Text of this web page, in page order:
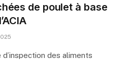
de poulet à base
d’inspection des aliments